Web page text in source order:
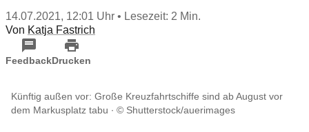
14.07.2021, 12:01 Uhr • Lesezeit: 2 Min.
Von Katja Fastrich
FeedbackDrucken
Künftig außen vor: Große Kreuzfahrtschiffe sind ab August vor
dem Markusplatz tabu
© Shutterstock/auerimages